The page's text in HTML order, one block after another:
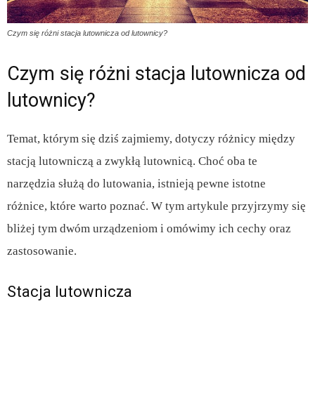
Czym się różni stacja lutownicza od lutownicy?
Czym się różni stacja lutownicza od
lutownicy?
Temat, którym się dziś zajmiemy, dotyczy różnicy między
stacją lutowniczą a zwykłą lutownicą. Choć oba te
narzędzia służą do lutowania, istnieją pewne istotne
różnice, które warto poznać. W tym artykule przyjrzymy się
bliżej tym dwóm urządzeniom i omówimy ich cechy oraz
zastosowanie.
Stacja lutownicza